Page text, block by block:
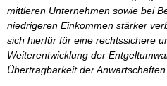
mittleren Unternehmen sowie bei
niedrigeren Einkommen stärker
sich hierfür für eine rechtssichere
Weiterentwicklung der
Übertragbarkeit der